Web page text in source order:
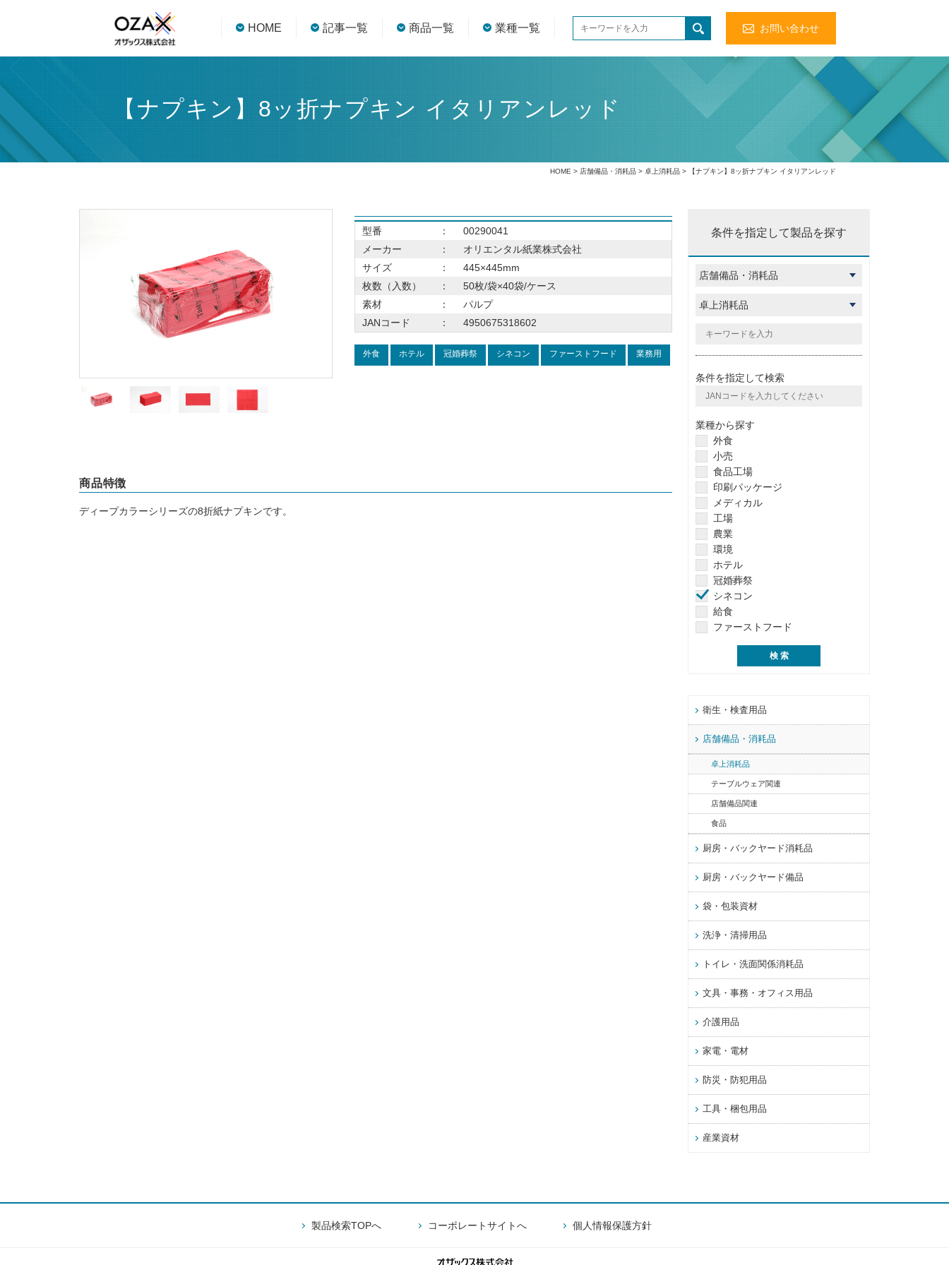
HOME 記事一覧 商品一覧 業種一覧 お問い合わせ
【ナプキン】8ッ折ナプキン イタリアンレッド
HOME > 店舗備品・消耗品 > 卓上消耗品 > 【ナプキン】8ッ折ナプキン イタリアンレッド
型番 ：
00290041
メーカー
：
オリエンタル紙業株式会社
サイズ
：
445×445mm
枚数（入数）
：
50枚/袋×40袋/ケース
素材
：
パルプ
JANコード
： 4950675318602
外食 ホテル 冠婚葬祭 シネコン ファーストフード 業務用
商品特徴
ディープカラーシリーズの8折紙ナプキンです。
条件を指定して製品を探す
条件を指定して検索
業種から探す
外食
小売
食品工場
印刷パッケージ
メディカル
工場
農業
環境
ホテル
冠婚葬祭
シネコン
給食
ファーストフード
衛生・検査用品
店舗備品・消耗品
卓上消耗品
テーブルウェア関連
店舗備品関連
食品
厨房・バックヤード消耗品
厨房・バックヤード備品
袋・包装資材
洗浄・清掃用品
トイレ・洗面関係消耗品
文具・事務・オフィス用品
介護用品
家電・電材
防災・防犯用品
工具・梱包用品
産業資材
製品検索TOPへ コーポレートサイトへ 個人情報保護方針